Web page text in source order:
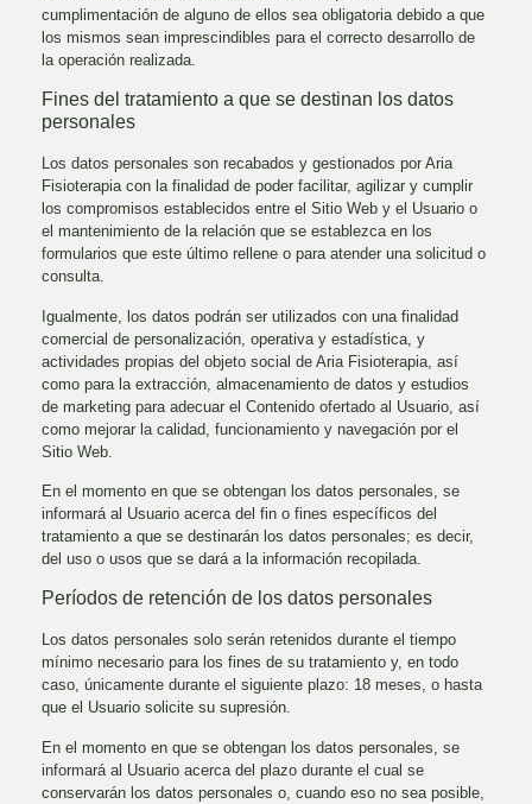
cumplimentación de alguno de ellos sea obligatoria debido a que
los mismos sean imprescindibles para el correcto desarrollo de
la operación realizada.
Fines del tratamiento a que se destinan los datos
personales
Los datos personales son recabados y gestionados porAria
Fisioterapiacon la finalidad de poder facilitar, agilizar y cumplir
los compromisos establecidos entre el Sitio Web y el Usuario o
el mantenimiento de la relación que se establezca en los
formularios que este último rellene o para atender una solicitud o
consulta.
Igualmente, los datos podrán ser utilizados con una finalidad
comercial de personalización, operativa y estadística, y
actividades propias del objeto social deAria Fisioterapia , así
como para la extracción, almacenamiento de datos y estudios
de marketing para adecuar el Contenido ofertado al Usuario, así
como mejorar la calidad, funcionamiento y navegación por el
Sitio Web.
En el momento en que se obtengan los datos personales, se
informará al Usuario acerca del fin o fines específicos del
tratamiento a que se destinarán los datos personales; es decir,
del uso o usos que se dará a la información recopilada.
Períodos de retención de los datos personales
Los datos personales solo serán retenidos durante el tiempo
mínimo necesario para los fines de su tratamiento y, en todo
caso, únicamente durante el siguiente plazo: 18 meses, o hasta
que el Usuario solicite su supresión.
En el momento en que se obtengan los datos personales, se
informará al Usuario acerca del plazo durante el cual se
conservarán los datos personales o, cuando eso no sea posible,